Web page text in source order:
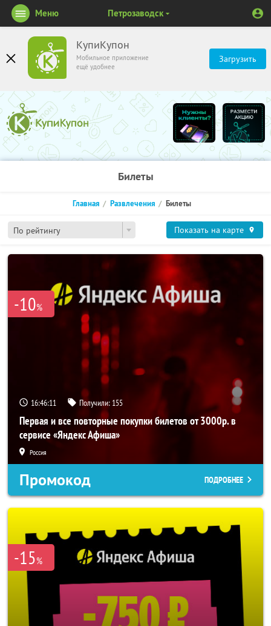
КупиКупон
Мобильное приложение
ещё удобнее
Загрузить
Меню Петрозаводск
Билеты
По рейтингу
Главная Развлечения Билеты
Показать на карте
-10%
16:46:11 Получили: 155
Первая и все повторные покупки билетов от 3000р. в
сервисе «Яндекс Афиша»
Россия
Промокод ПОДРОБНЕЕ
-15%